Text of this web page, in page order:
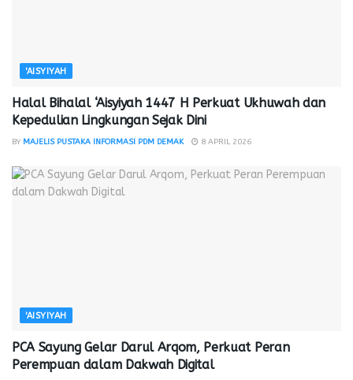
'AISYIYAH
Halal Bihalal ‘Aisyiyah 1447 H Perkuat Ukhuwah dan
Kepedulian Lingkungan Sejak Dini
BY MAJELIS PUSTAKA INFORMASI PDM DEMAK 8 APRIL 2026
'AISYIYAH
PCA Sayung Gelar Darul Arqom, Perkuat Peran
Perempuan dalam Dakwah Digital